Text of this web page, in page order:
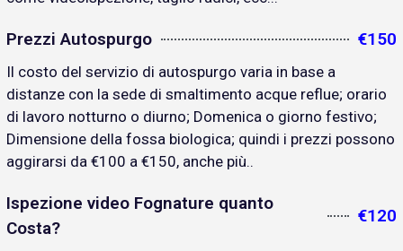
Prezzi Autospurgo €150
Il costo del servizio di autospurgo varia in base a
distanze con la sede di smaltimento acque reflue; orario
di lavoro notturno o diurno; Domenica o giorno festivo;
Dimensione della fossa biologica; quindi i prezzi possono
aggirarsi da €100 a €150, anche più..
Ispezione video Fognature quanto
Costa?
€120